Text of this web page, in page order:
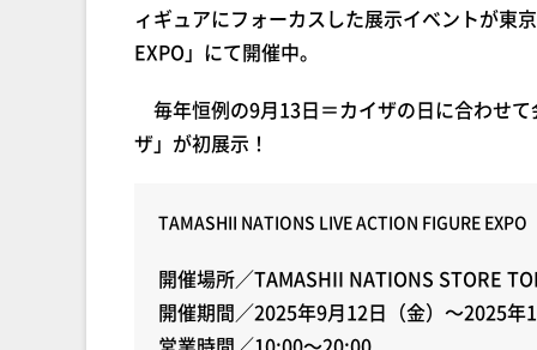
ィギュアにフォーカスした展示イベントが東
EXPO」にて開催中。
毎年恒例の9月13日＝カイザの日に合わせ
ザ」が初展示！
TAMASHII NATIONS LIVE ACTION FIGURE EXPO
開催場所／TAMASHII NATIONS STORE
開催期間／2025年9月12日（金）～2025年